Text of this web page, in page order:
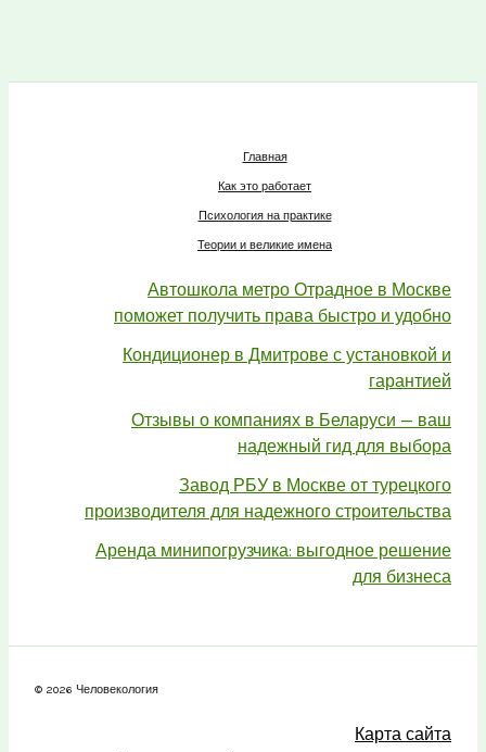
Главная
Как это работает
Психология на практике
Теории и великие имена
Автошкола метро Отрадное в Москве
поможет получить права быстро и удобно
Кондиционер в Дмитрове с установкой и
гарантией
Отзывы о компаниях в Беларуси — ваш
надежный гид для выбора
Завод РБУ в Москве от турецкого
производителя для надежного строительства
Аренда минипогрузчика: выгодное решение
для бизнеса
© 2026 Человекология
Карта сайта